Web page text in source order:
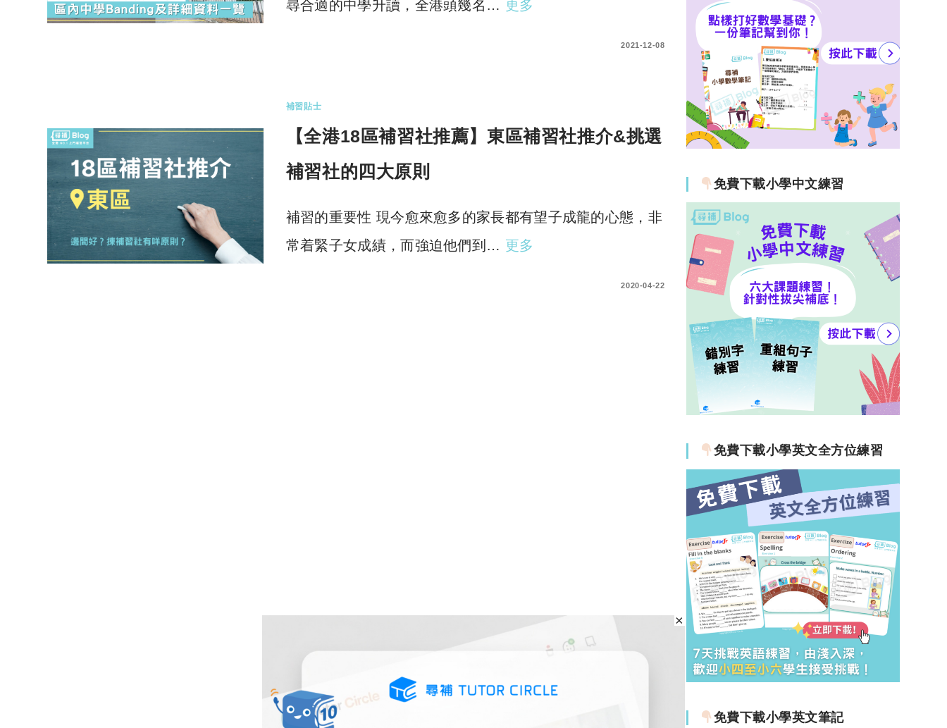
尋合適的中學升讀，全港頭幾名… 更多
2021-12-08
補習貼士
【全港18區補習社推薦】東區補習社推介&挑選
補習社的四大原則
補習的重要性 現今愈來愈多的家長都有望子成龍的心態，非
常着緊子女成績，而強迫他們到… 更多
2020-04-22
免費下載小學中文練習
免費下載小學英文全方位練習
免費下載小學英文筆記